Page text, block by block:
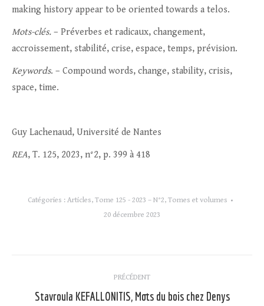
making history appear to be oriented towards a telos.
Mots-clés. – Préverbes et radicaux, changement,
accroissement, stabilité, crise, espace, temps, prévision.
Keywords. – Compound words, change, stability, crisis,
space, time.
Guy Lachenaud, Université de Nantes
REA, T. 125, 2023, n°2, p. 399 à 418
Catégories : Articles, Tome 125 - 2023 – N°2, Tomes et volumes
20 décembre 2023
article
PRÉCÉDENT
Stavroula KEFALLONITIS, Mots du bois chez Denys